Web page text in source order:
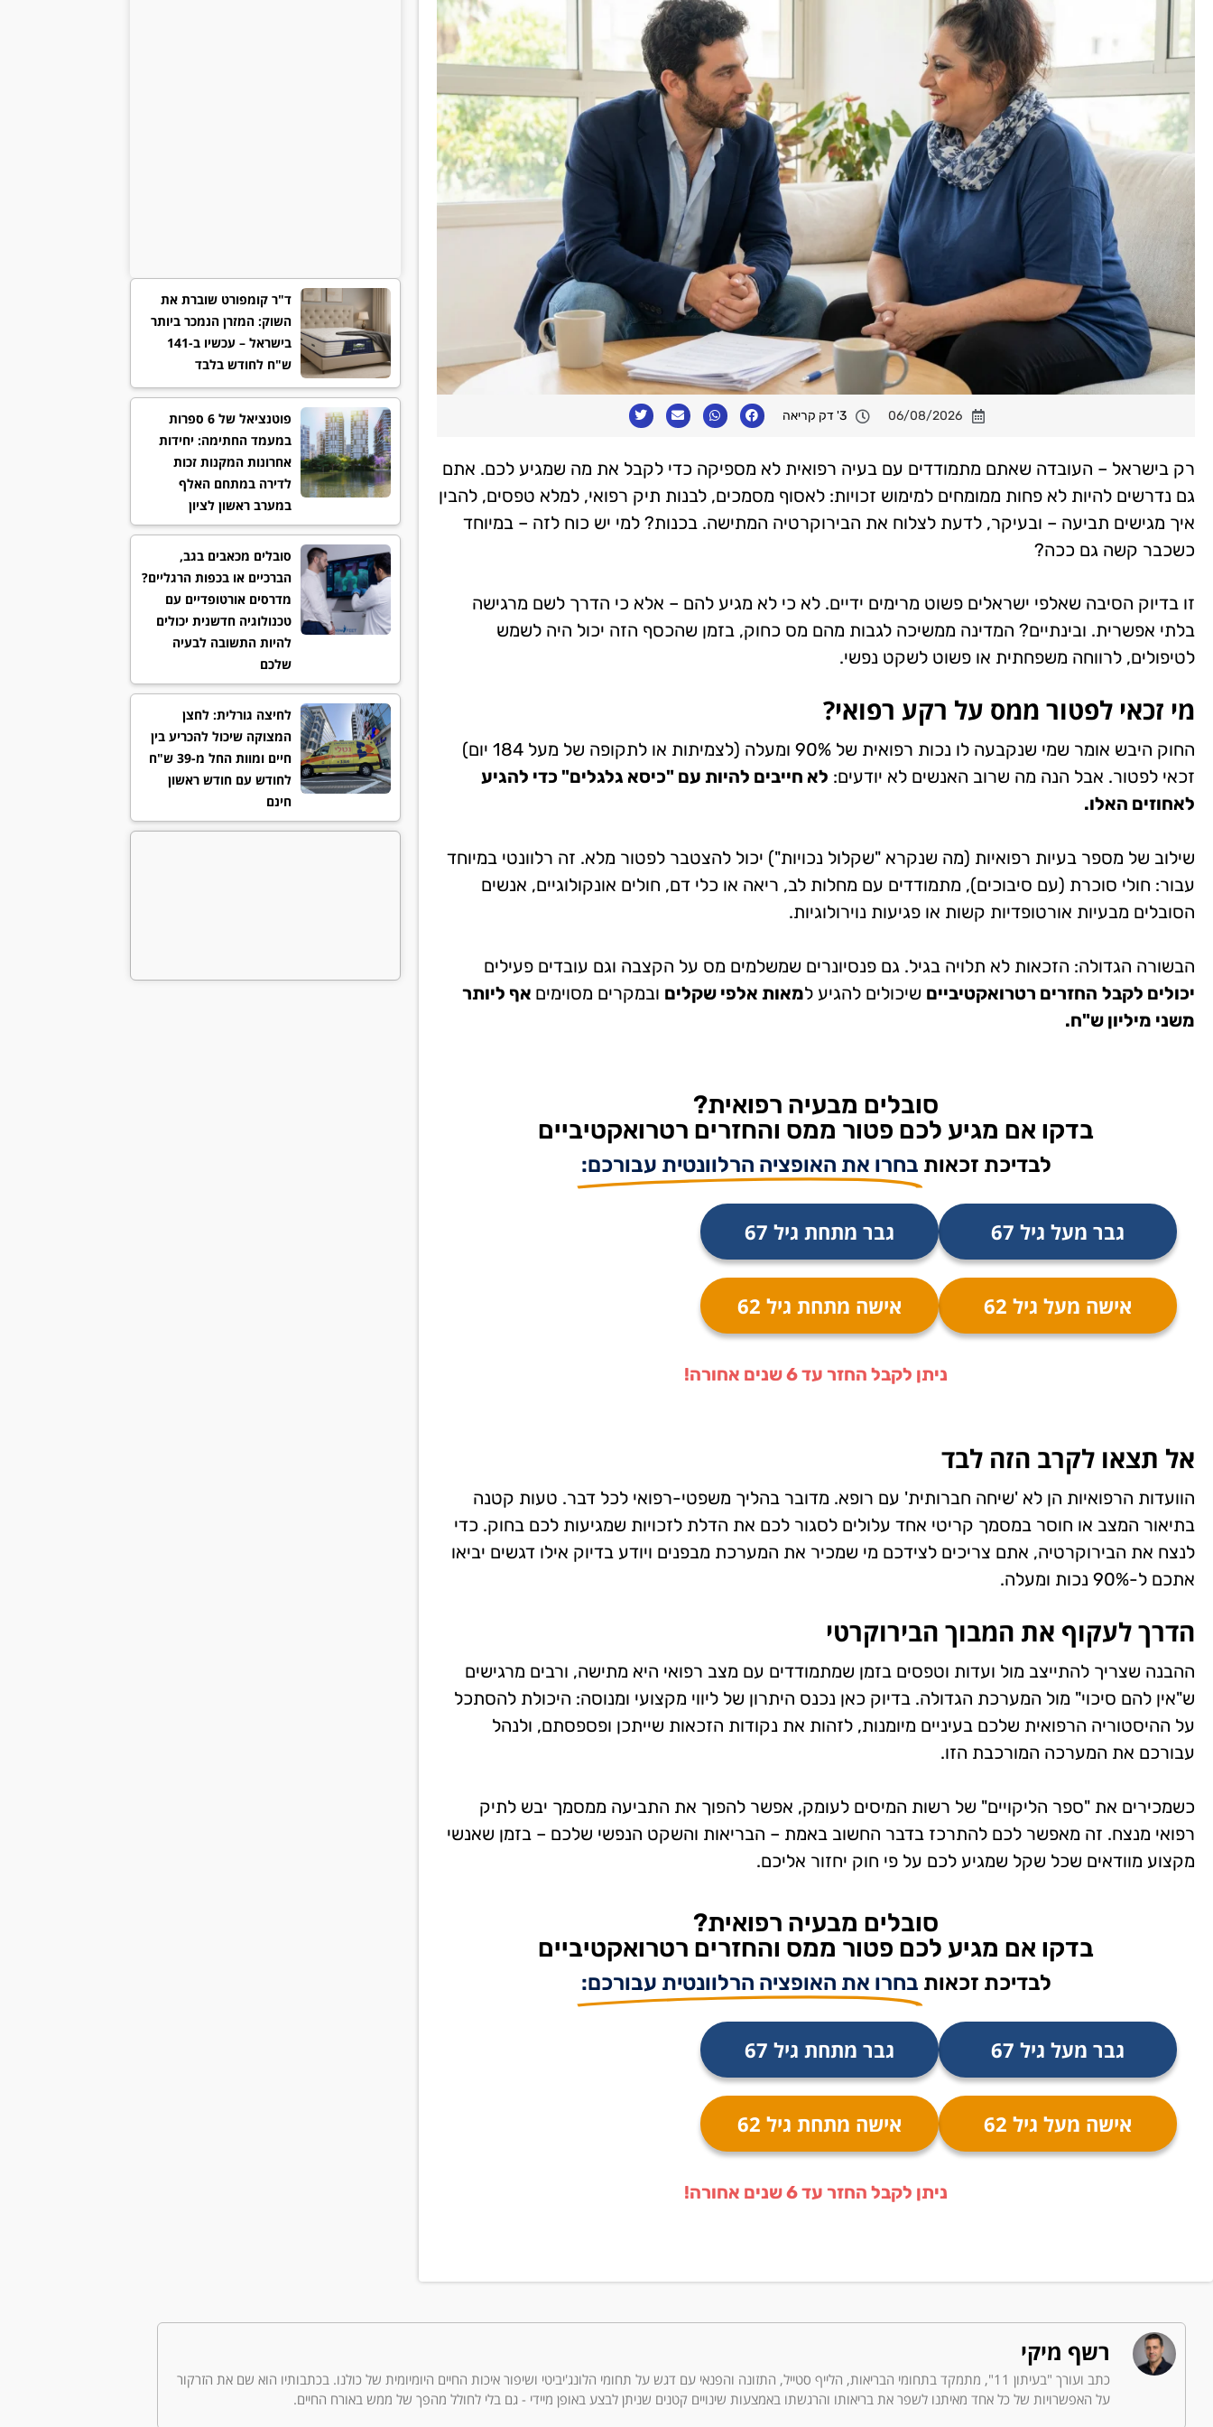
06/08/2026 3' דק קריאה
רק בישראל – העובדה שאתם מתמודדים עם בעיה רפואית לא מספיקה כדי לקבל את מה שמגיע לכם. אתם
גם נדרשים להיות לא פחות ממומחים למימוש זכויות: לאסוף מסמכים, לבנות תיק רפואי, למלא טפסים, להבין
איך מגישים תביעה – ובעיקר, לדעת לצלוח את הבירוקרטיה המתישה. בכנות? למי יש כוח לזה – במיוחד
כשכבר קשה גם ככה?
זו בדיוק הסיבה שאלפי ישראלים פשוט מרימים ידיים. לא כי לא מגיע להם – אלא כי הדרך לשם מרגישה
בלתי אפשרית. ובינתיים? המדינה ממשיכה לגבות מהם מס כחוק, בזמן שהכסף הזה יכול היה לשמש
לטיפולים, לרווחה משפחתית או פשוט לשקט נפשי.
מי זכאי לפטור ממס על רקע רפואי?
החוק היבש אומר שמי שנקבעה לו נכות רפואית של 90% ומעלה (לצמיתות או לתקופה של מעל 184 יום)
זכאי לפטור. אבל הנה מה שרוב האנשים לא יודעים: לא חייבים להיות עם "כיסא גלגלים" כדי להגיע
לאחוזים האלו.
שילוב של מספר בעיות רפואיות (מה שנקרא "שקלול נכויות") יכול להצטבר לפטור מלא. זה רלוונטי במיוחד
עבור: חולי סוכרת (עם סיבוכים), מתמודדים עם מחלות לב, ריאה או כלי דם, חולים אונקולוגיים, אנשים
הסובלים מבעיות אורטופדיות קשות או פגיעות נוירולוגיות.
הבשורה הגדולה: הזכאות לא תלויה בגיל. גם פנסיונרים שמשלמים מס על הקצבה וגם עובדים פעילים
יכולים לקבל החזרים רטרואקטיביים שיכולים להגיע למאות אלפי שקלים ובמקרים מסוימים אף ליותר
משני מיליון ש"ח.
סובלים מבעיה רפואית?
בדקו אם מגיע לכם פטור ממס והחזרים רטרואקטיביים
לבדיכת זכאות בחרו את האופציה הרלוונטית עבורכם:
גבר מעל גיל 67 גבר מתחת גיל 67
אישה מעל גיל 62 אישה מתחת גיל 62
ניתן לקבל החזר עד 6 שנים אחורה!
אל תצאו לקרב הזה לבד
הוועדות הרפואיות הן לא 'שיחה חברותית' עם רופא. מדובר בהליך משפטי-רפואי לכל דבר. טעות קטנה
בתיאור המצב או חוסר במסמך קריטי אחד עלולים לסגור לכם את הדלת לזכויות שמגיעות לכם בחוק. כדי
לנצח את הבירוקרטיה, אתם צריכים לצידכם מי שמכיר את המערכת מבפנים ויודע בדיוק אילו דגשים יביאו
אתכם ל-90% נכות ומעלה.
הדרך לעקוף את המבוך הבירוקרטי
ההבנה שצריך להתייצב מול ועדות וטפסים בזמן שמתמודדים עם מצב רפואי היא מתישה, ורבים מרגישים
ש"אין להם סיכוי" מול המערכת הגדולה. בדיוק כאן נכנס היתרון של ליווי מקצועי ומנוסה: היכולת להסתכל
על ההיסטוריה הרפואית שלכם בעיניים מיומנות, לזהות את נקודות הזכאות שייתכן ופספסתם, ולנהל
עבורכם את המערכה המורכבת הזו.
כשמכירים את "ספר הליקויים" של רשות המיסים לעומק, אפשר להפוך את התביעה ממסמך יבש לתיק
רפואי מנצח. זה מאפשר לכם להתרכז בדבר החשוב באמת – הבריאות והשקט הנפשי שלכם – בזמן שאנשי
מקצוע מוודאים שכל שקל שמגיע לכם על פי חוק יחזור אליכם.
סובלים מבעיה רפואית?
בדקו אם מגיע לכם פטור ממס והחזרים רטרואקטיביים
לבדיכת זכאות בחרו את האופציה הרלוונטית עבורכם:
גבר מעל גיל 67 גבר מתחת גיל 67
אישה מעל גיל 62 אישה מתחת גיל 62
ניתן לקבל החזר עד 6 שנים אחורה!
ד"ר קומפורט שוברת את
השוק: המזרן הנמכר ביותר
בישראל – עכשיו ב-141
ש"ח לחודש בלבד
פוטנציאל של 6 ספרות
במעמד החתימה: יחידות
אחרונות המקנות זכות
לדירה במתחם האלף
במערב ראשון לציון
סובלים מכאבים בגב,
הברכיים או בכפות הרגליים?
מדרסים אורטופדיים עם
טכנולוגיה חדשנית יכולים
להיות התשובה לבעיה
שלכם
לחיצה גורלית: לחצן
המצוקה שיכול להכריע בין
חיים ומוות החל מ-39 ש"ח
לחודש עם חודש ראשון
חינם
רשף מיקי
כתב ועורך "בעיתון 11", מתמקד בתחומי הבריאות, הלייף סטייל, התזונה והפנאי עם דגש על תחומי הלונג'יביטי ושיפור איכות החיים היומיומית של כולנו. בכתבותיו הוא שם את הזרקור
על האפשרויות של כל אחד מאיתנו לשפר את בריאותו והרגשתו באמצעות שינויים קטנים שניתן לבצע באופן מיידי - גם בלי לחולל מהפך של ממש באורח החיים.